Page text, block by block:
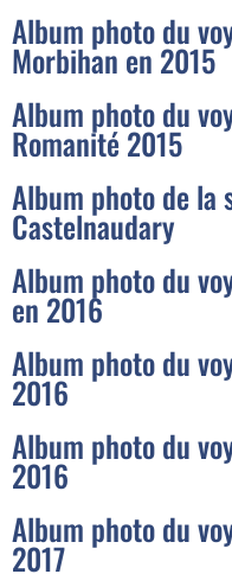
Album photo du
Morbihan en 2015
Album photo du
Romanité 2015
Album photo de la
Castelnaudary
Album photo du
en 2016
Album photo du
2016
Album photo du
2016
Album photo du
2017